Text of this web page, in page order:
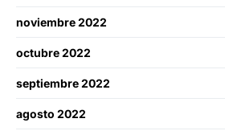
noviembre 2022
octubre 2022
septiembre 2022
agosto 2022